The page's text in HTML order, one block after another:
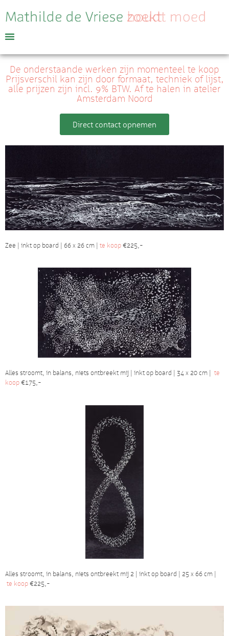
De onderstaande werken zijn momenteel te koop
Prijsverschil kan zijn door formaat, techniek of lijst,
alle prijzen zijn incl. 9% BTW. Af te halen in atelier
Amsterdam Noord
Direct contact opnemen
Zee | inkt op board | 66 x 26 cm | te koop€225,-
Alles stroomt, in balans, niets ontbreekt mij | inkt op board | 34 x 20 cm | te
koop€175,-
Alles stroomt, in balans, niets ontbreekt mij 2 | inkt op board | 25 x 66 cm |
te koop€225,-